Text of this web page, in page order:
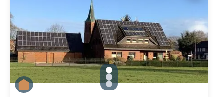
gallery.slide_selector
Zu Slide 1 wechseln
Zu Slide 2 wechseln
Zu Slide 3 wechseln